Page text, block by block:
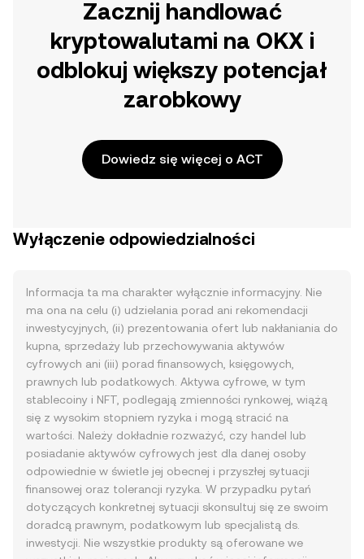
Zacznij handlować
kryptowalutami na OKX i
odblokuj większy potencjał
zarobkowy
Dowiedz się więcej o ACT
Wyłączenie odpowiedzialności
Informacja ta ma charakter wyłącznie informacyjny. Nie
ma ona na celu (i) udzielania porad ani rekomendacji
inwestycyjnych, (ii) prezentowania ofert lub nakłaniania do
kupna, sprzedaży lub przechowywania aktywów
cyfrowych ani (iii) porad finansowych, księgowych,
prawnych lub podatkowych. Aktywa cyfrowe, w tym
stablecoiny i NFT, podlegają zmienności rynkowej, wiążą
się z wysokim stopniem ryzyka i mogą stracić na
wartości. Należy dokładnie rozważyć, czy handel lub
posiadanie aktywów cyfrowych jest dla danej osoby
odpowiednie w świetle jej obecnej i przyszłej sytuacji
finansowej oraz tolerancji ryzyka. W przypadku pytań
dotyczących konkretnej sytuacji skonsultuj się ze swoim
doradcą prawnym, podatkowym lub specjalistą ds.
inwestycji. Nie wszystkie produkty są oferowane we